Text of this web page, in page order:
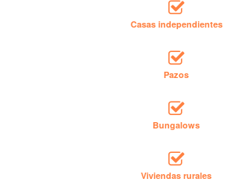
Casas independientes
Pazos
Bungalows
Viviendas rurales